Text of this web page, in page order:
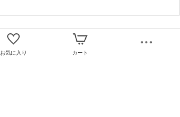
必須
必須
必須
お気に入り カート